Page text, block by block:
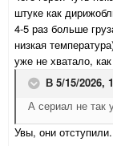
штуке как
4-5 раз больше
низкая
уже не хватало,
В 5/15/2026,
А сериал не так
Увы, они